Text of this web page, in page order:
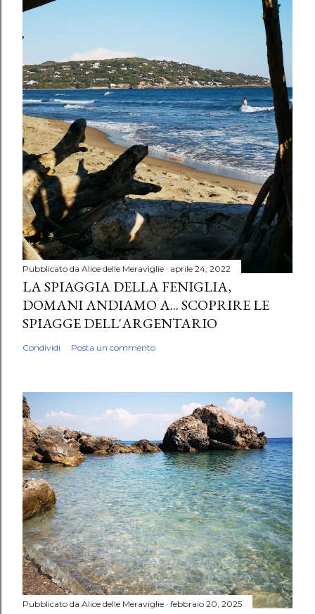
Pubblicato da Alice delle Meraviglie aprile 24, 2022
LA SPIAGGIA DELLA FENIGLIA,
DOMANI ANDIAMO A... SCOPRIRE LE
SPIAGGE DELL'ARGENTARIO
Condividi Posta un commento
Pubblicato da Alice delle Meraviglie febbraio 20, 2025